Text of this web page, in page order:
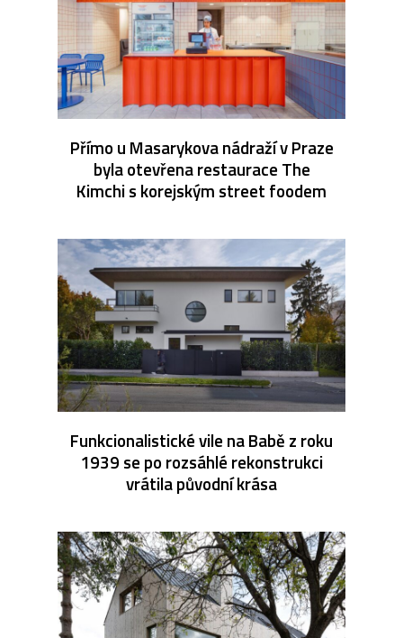
Přímo u Masarykova nádraží v Praze
byla otevřena restaurace The
Kimchi s korejským street foodem
Funkcionalistické vile na Babě z roku
1939 se po rozsáhlé rekonstrukci
vrátila původní krása